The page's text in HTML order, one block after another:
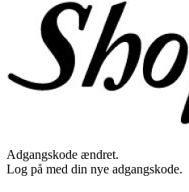
Adgangskode ændret.
Log på med din nye adgangskode.